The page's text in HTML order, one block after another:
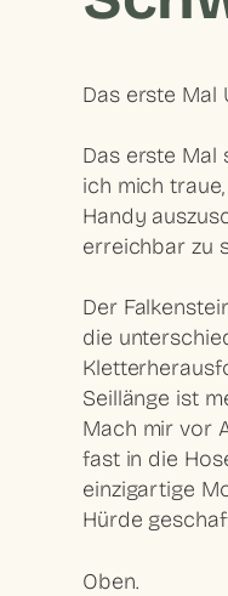
Das erste Mal
Das erste Mal
ich mich
Handy
erreichbar zu
Der
die
Seillänge ist
Mach mir vor
fast in die
einzigartige
Hürde
Oben.